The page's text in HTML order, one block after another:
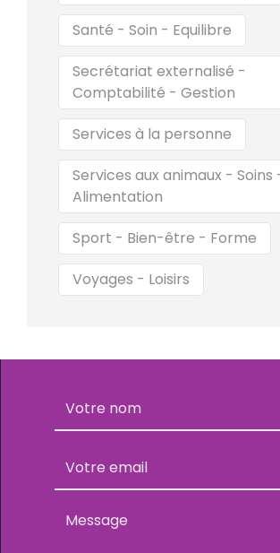
Santé - Soin - Equilibre
Secrétariat externalisé -
Comptabilité - Gestion
Services à la personne
Services aux animaux - Soins
Alimentation
Sport - Bien-être - Forme
Voyages - Loisirs